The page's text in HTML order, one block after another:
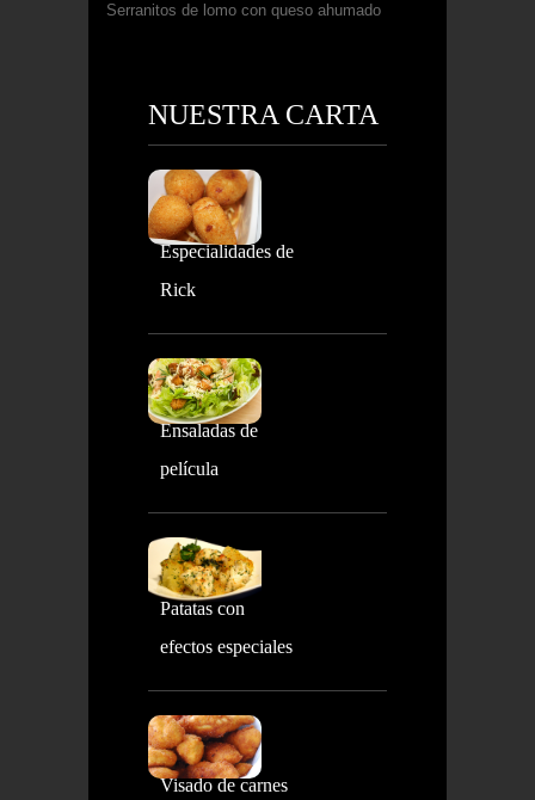
Serranitos de lomo con queso ahumado
NUESTRA CARTA
Especialidades de
Rick
Ensaladas de
película
Patatas con
efectos especiales
Visado de carnes